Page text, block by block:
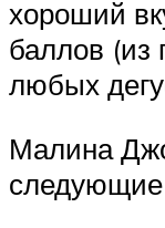
хороший
баллов (из
любых
Малина
следующие